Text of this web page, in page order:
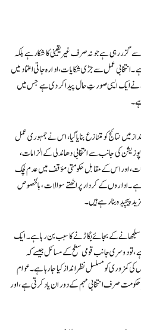
گزر رہی ہے جو نہ صرف غیر یقینی کا شکار ہے بلکہ
عمل سے جڑی شکایات، ادارہ جاتی اعتماد میں
نے ایک ایسی صورتِ حال پیدا کر دی ہے جس میں
انداز میں نتائج کو متنازع بنایا گیا، اس نے جمہوری عمل
کی جانب سے انتخابی دھاندلی کے الزامات،
اور اس کے مقابل حکومتی مؤقف میں عدم لچک
اداروں کے کردار پر اٹھتے سوالات، بالخصوص
پیچیدہ بنا رہے ہیں۔
کے بجائے بگاڑنے کا سبب بن رہا ہے۔ ایک
تو دوسری جانب قومی سطح کے مسائل جیسے کہ
کمزوری کو مسلسل نظرانداز کیا جا رہا ہے۔ عوام
حکومت صرف انتخابی مہم کے دوران یاد کرتی ہے، اور